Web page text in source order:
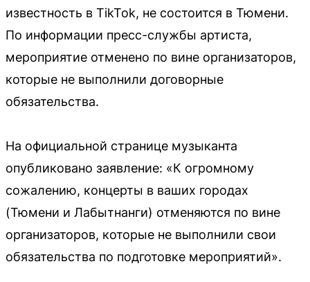
известность в TikTok, не состоится в Тюмени.
По информации пресс-службы артиста,
мероприятие отменено по вине организаторов,
которые не выполнили договорные
обязательства.
На официальной странице музыканта
опубликовано заявление: «К огромному
сожалению, концерты в ваших городах
(Тюмени и Лабытнанги) отменяются по вине
организаторов, которые не выполнили свои
обязательства по подготовке мероприятий».